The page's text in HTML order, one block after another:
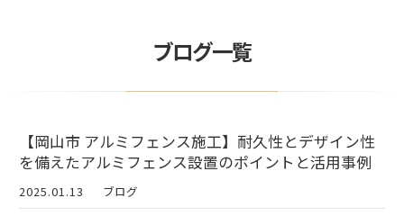
ブログ一覧
【岡山市 アルミフェンス施工】耐久性とデザイン性
を備えたアルミフェンス設置のポイントと活用事例
2025.01.13 ブログ